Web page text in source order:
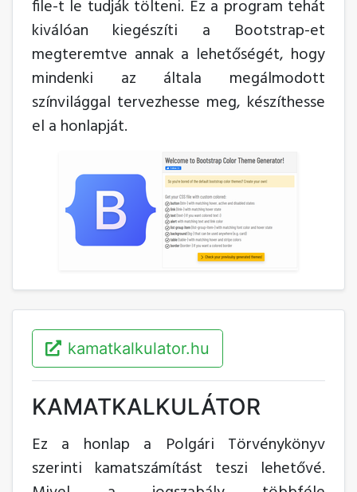
file-t le tudják tölteni. Ez a program tehát
kiválóan kiegészíti a Bootstrap-et
megteremtve annak a lehetőségét, hogy
mindenki az általa megálmodott
színvilággal tervezhesse meg, készíthesse
el a honlapját.
kamatkalkulator.hu
KAMATKALKULÁTOR
Ez a honlap a Polgári Törvénykönyv
szerinti kamatszámítást teszi lehetővé.